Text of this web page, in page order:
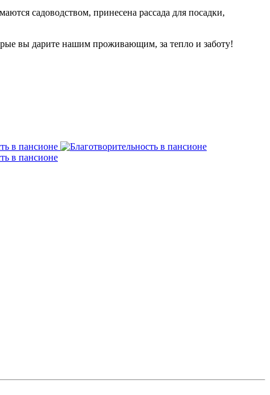
садоводством, принесена рассада для посадки,
вы дарите нашим проживающим, за тепло и заботу!